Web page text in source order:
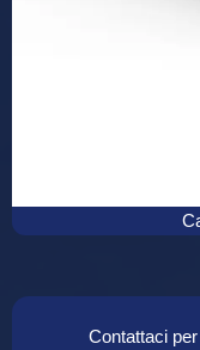
Contattaci